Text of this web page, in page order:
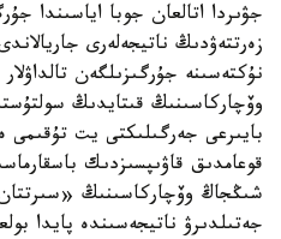
جۋىردا اتالعان جوبا اياسىندا
زەرتتەۋدىڭ ناتيجەلەرى
نۇكتەسىنە جۇرگىزىلگەن
وۆچاركاسىنىڭ قىتايدىڭ
بايىرعى جەرگىلىكتى يت
قوعامدىق قاۋىپسىزدىك
شىڭجاڭ وۆچاركاسىنىڭ
جەتىلدىرۋ ناتيجەسىندە پايدا